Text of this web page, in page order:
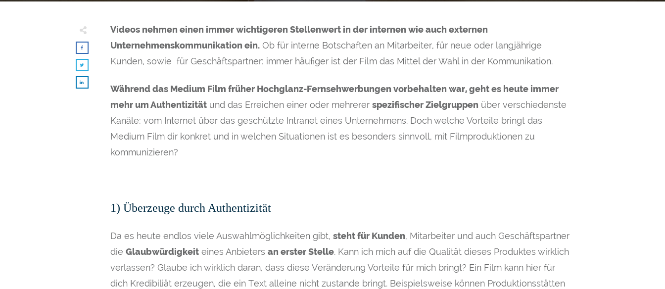
Videos nehmen einen immer wichtigeren Stellenwert in der internen wie auch externen
Unternehmenskommunikation ein. Ob für interne Botschaften an Mitarbeiter, für neue oder langjährige
Kunden, sowie für Geschäftspartner: immer häufiger ist der Film das Mittel der Wahl in der Kommunikation.
Während das Medium Film früher Hochglanz-Fernsehwerbungen vorbehalten war, geht es heute immer
mehr um Authentizität und das Erreichen einer oder mehrerer spezifischer Zielgruppen über verschiedenste
Kanäle: vom Internet über das geschützte Intranet eines Unternehmens. Doch welche Vorteile bringt das
Medium Film dir konkret und in welchen Situationen ist es besonders sinnvoll, mit Filmproduktionen zu
kommunizieren?
1) Überzeuge durch Authentizität
Da es heute endlos viele Auswahlmöglichkeiten gibt, steht für Kunden, Mitarbeiter und auch Geschäftspartner
die Glaubwürdigkeit eines Anbieters an erster Stelle. Kann ich mich auf die Qualität dieses Produktes wirklich
verlassen? Glaube ich wirklich daran, dass diese Veränderung Vorteile für mich bringt? Ein Film kann hier für
dich Kredibiliät erzeugen, die ein Text alleine nicht zustande bringt. Beispielsweise können Produktionsstätten